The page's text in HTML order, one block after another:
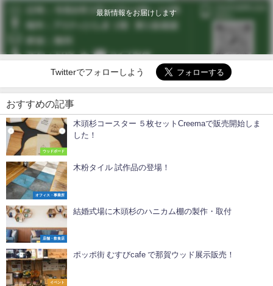
最新情報をお届けします
Twitterでフォローしよう
おすすめの記事
ウッドボード
木頭杉コースター ５枚セットCreemaで販売開始しま
した！
オフィス・事業所
木粉タイル 試作品の登場！
店舗・飲食店
結婚式場に木頭杉のハニカム棚の製作・取付
イベント
ポッポ街 むすびcafe で那賀ウッド展示販売！